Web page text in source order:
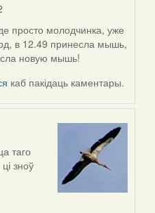
просто молодчинка, уже
в 12.49 принесла мышь,
новую мышь!
каб пакідаць каментары.
таго
зноў